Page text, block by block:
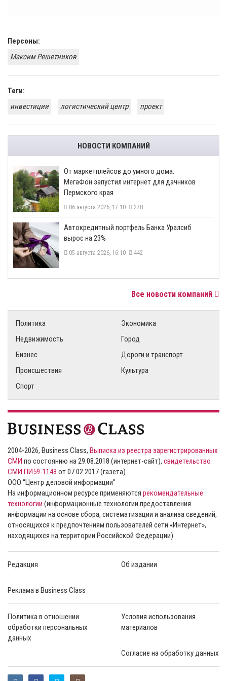
Персоны:
Максим Решетников
Теги:
инвестиции
логистический центр проект
НОВОСТИ КОМПАНИЙ
От маркетплейсов до умного дома:
МегаФон запустил интернет для дачников
Пермского края
06 августа 2026, 17:10 278
​Автокредитный портфель Банка Уралсиб
вырос на 23%
05 августа 2026, 16:10 442
Все новости компаний
Политика
Экономика
Недвижимость
Город
Бизнес
Дороги и транспорт
Происшествия
Культура
Спорт
2004-2026, Business Class, Выписка из реестра зарегистрированных
СМИ по состоянию на 29.08.2018 (интернет-сайт), свидетельство
СМИ ПИ59-1143 от 07.02.2017 (газета)
ООО “Центр деловой информации”
На информационном ресурсе применяются рекомендательные
технологии (информационные технологии предоставления
информации на основе сбора, систематизации и анализа сведений,
относящихся к предпочтениям пользователей сети «Интернет»,
находящихся на территории Российской Федерации).
Редакция Об издании
Реклама в Business Class
Политика в отношении
обработки персональных
данных
Условия использования
материалов
Согласие на обработку данных